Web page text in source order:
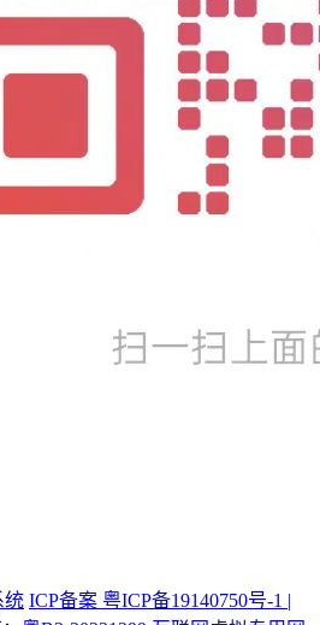
统 ICP备案 粤ICP备19140750号-1 |